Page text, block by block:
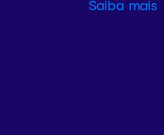
Saiba mais